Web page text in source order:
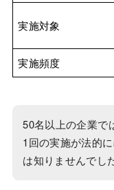
実施対象
実施頻度
50名以上の企業で
1回の実施が法的
は知りませんでし